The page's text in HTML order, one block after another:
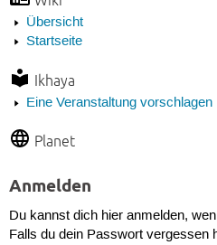
Übersicht
Startseite
Ikhaya
Eine Veranstaltung vorschlagen
Planet
Anmelden
Du kannst dich hier anmelden,
Falls du dein Passwort vergessen